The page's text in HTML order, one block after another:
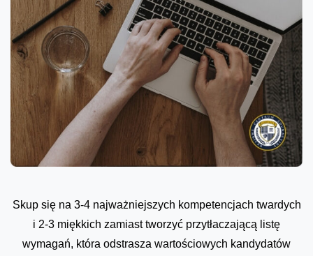
Skup się na 3-4 najważniejszych kompetencjach twardych
i 2-3 miękkich zamiast tworzyć przytłaczającą listę
wymagań, która odstrasza wartościowych kandydatów